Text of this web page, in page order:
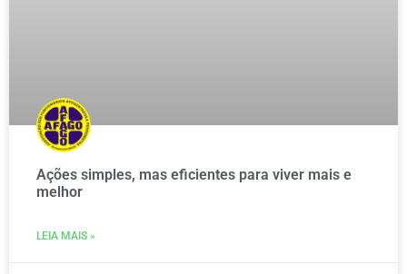
Ações simples, mas eficientes para viver mais e
melhor
LEIA MAIS »